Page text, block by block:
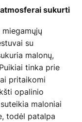
sukurti
su
malonų,
tinka prie
pritaikomi
opalinio
maloniai
todėl patalpa